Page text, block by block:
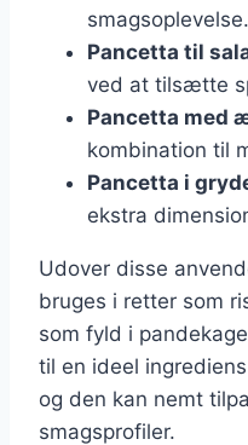
smagsoplevelse.
Pancetta til
ved at tilsætte
Pancetta med
kombination til
Pancetta i
ekstra
Udover disse
bruges i retter som
som fyld i
til en ideel
og den kan nemt
smagsprofiler.